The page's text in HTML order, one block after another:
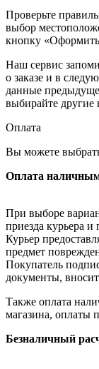
Проверьте
выбор
кнопку «Оформить
Наш сервис
о заказе и в
данные
выбирайте другие
Оплата
Вы можете
Оплата
При выборе
приезда курьера и
Курьер
предмет
Покупатель
документы,
Также оплата
магазина, оплаты
Безналичный